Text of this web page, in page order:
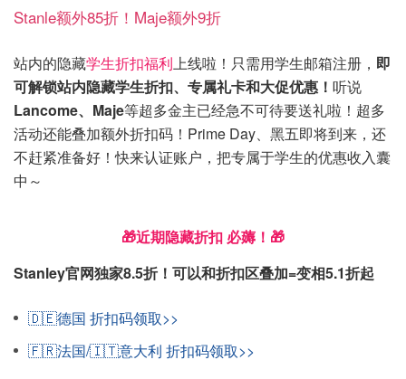
Stanle额外85折！Maje额外9折
站内的隐藏学生折扣福利上线啦！只需用学生邮箱注册， 即
可解锁站内隐藏学生折扣、专属礼卡和大促优惠！ 听说
Lancome、Maje等超多金主已经急不可待要送礼啦！超多
活动还能叠加额外折扣码！Prime Day、黑五即将到来，还
不赶紧准备好！快来认证账户，把专属于学生的优惠收入囊
中～
🎁近期隐藏折扣 必薅！🎁
Stanley官网独家8.5折！可以和折扣区叠加=变相5.1折起
🇩🇪德国 折扣码领取>>
🇫🇷法国/🇮🇹意大利 折扣码领取>>